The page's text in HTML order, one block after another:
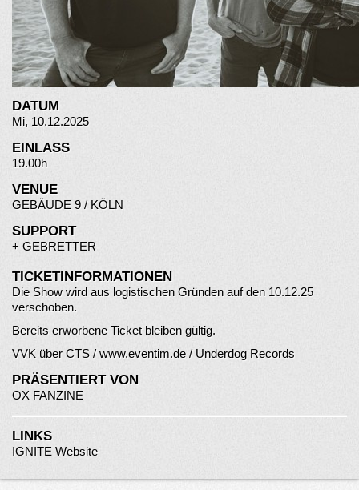
DATUM
Mi, 10.12.2025
EINLASS
19.00h
VENUE
GEBÄUDE 9 / KÖLN
SUPPORT
+ GEBRETTER
TICKETINFORMATIONEN
Die Show wird aus logistischen Gründen auf den 10.12.25
verschoben.
Bereits erworbene Ticket bleiben gültig.
VVK über CTS /www.eventim.de / Underdog Records
PRÄSENTIERT VON
OX FANZINE
LINKS
IGNITE Website